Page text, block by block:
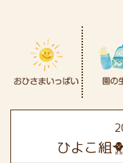
ひよこ組